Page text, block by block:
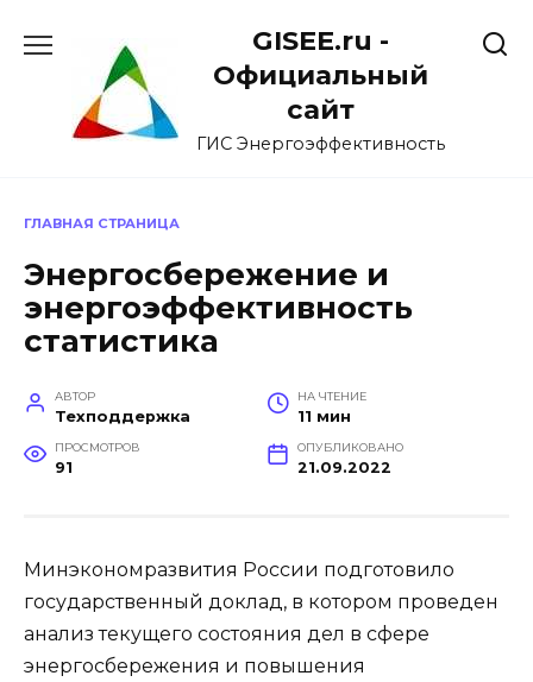
содержанию
GISEE.ru -
Официальный
сайт
ГИС Энергоэффективность
ГЛАВНАЯ СТРАНИЦА
Энергосбережение и
энергоэффективность
статистика
АВТОР
Техподдержка
НА ЧТЕНИЕ
11 мин
ПРОСМОТРОВ
91
ОПУБЛИКОВАНО
21.09.2022
Минэкономразвития России подготовило
государственный доклад, в котором проведен
анализ текущего состояния дел в сфере
энергосбережения и повышения